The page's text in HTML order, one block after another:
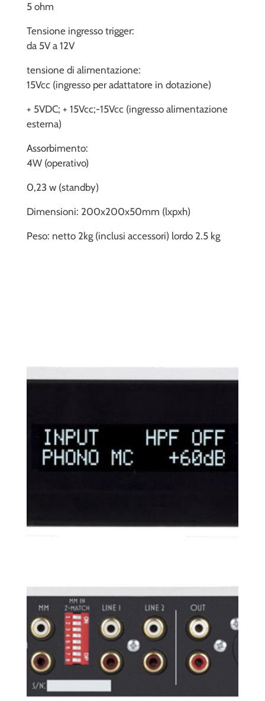
5 ohm
Tensione ingresso trigger:
da 5V a 12V
tensione di alimentazione:
15Vcc (ingresso per adattatore in dotazione)
+ 5VDC; + 15Vcc;-15Vcc (ingresso alimentazione
esterna)
Assorbimento:
4W (operativo)
0,23 w (standby)
Dimensioni: 200x200x50mm (lxpxh)
Peso: netto 2kg (inclusi accessori) lordo 2.5 kg